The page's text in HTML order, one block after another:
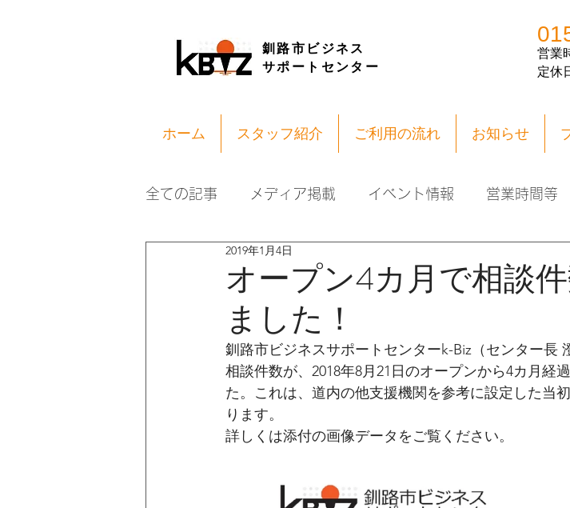
釧路市ビジネス
サポートセンター
営業
定休
ホーム スタッフ紹介 ご利用の流れ お知らせ
全ての記事 メディア掲載 イベント情報 営業時間等
オープン4カ月で相談
ました！
2019年1月4日
釧路市ビジネスサポートセンターk-Biz（センター長
相談件数が、2018年8月21日のオープンから4カ月経
た。これは、道内の他支援機関を参考に設定した当
ります。
詳しくは添付の画像データをご覧ください。